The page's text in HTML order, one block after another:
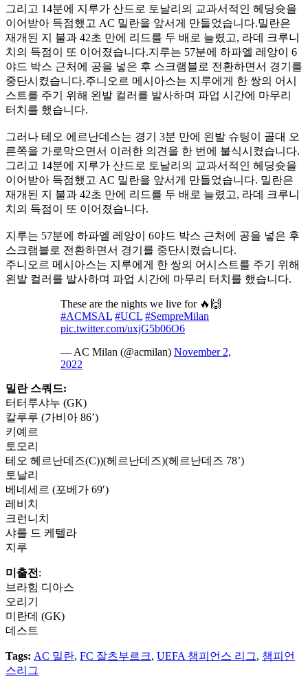
그리고 14분에 지루가 산드로 토날리의 교과서적인 헤딩슛을
이어받아 득점했고 AC 밀란을 앞서게 만들었습니다.밀란은
재개된 지 불과 42초 만에 리드를 두 배로 늘렸고, 라데 크루니
치의 득점이 또 이어졌습니다.지루는 57분에 하파엘 레앙이 6
야드 박스 근처에 공을 넣은 후 스크램블로 전환하면서 경기를
중단시켰습니다.주니오르 메시아스는 지루에게 한 쌍의 어시
스트를 주기 위해 왼발 컬러를 발사하며 파업 시간에 마무리
터치를 했습니다.
그러나 테오 에르난데스는 경기 3분 만에 왼발 슈팅이 골대 오
른쪽을 가로막으면서 이러한 의견을 한 번에 불식시켰습니다.
그리고 14분에 지루가 산드로 토날리의 교과서적인 헤딩슛을
이어받아 득점했고 AC 밀란을 앞서게 만들었습니다. 밀란은
재개된 지 불과 42초 만에 리드를 두 배로 늘렸고, 라데 크루니
치의 득점이 또 이어졌습니다.
지루는 57분에 하파엘 레앙이 6야드 박스 근처에 공을 넣은 후
스크램블로 전환하면서 경기를 중단시켰습니다.
주니오르 메시아스는 지루에게 한 쌍의 어시스트를 주기 위해
왼발 컬러를 발사하며 파업 시간에 마무리 터치를 했습니다.
These are the nights we live for 🔥🙌
#ACMSAL #UCL #SempreMilan
pic.twitter.com/uxjG5b06O6
— AC Milan (@acmilan) November 2,
2022
밀란 스쿼드:
터터루샤누 (GK)
칼루루 (가비아 86’)
키예르
토모리
테오 헤르난데즈(C))(헤르난데즈)(헤르난데즈 78’)
토날리
베네세르 (포베가 69′)
레비치
크런니치
샤를 드 케텔라
지루
미출전 :
브라힘 디아스
오리기
미란데 (GK)
데스트
Tags: AC 밀란, FC 잘츠부르크, UEFA 챔피언스 리그, 챔피언
스리그